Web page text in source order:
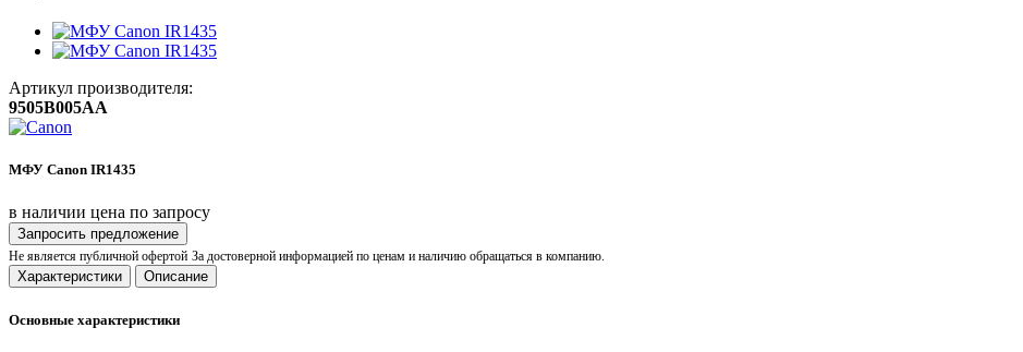
Артикул производителя:
9505B005AA
МФУ Canon IR1435
в наличии цена по запросу
Запросить предложение
Не является публичной офертой За достоверной информацией по ценам и наличию обращаться в компанию.
Характеристики Описание
Основные характеристики